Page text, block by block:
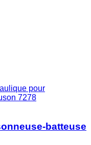
pour
7278
batteuse